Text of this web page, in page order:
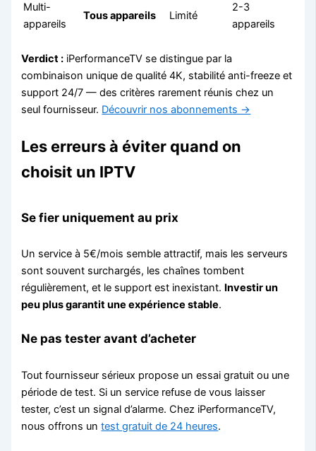
Multi-
appareils
Tous appareils Limité
2-3
appareils
Verdict : iPerformanceTV se distingue par la
combinaison unique de qualité 4K, stabilité anti-freeze et
support 24/7 — des critères rarement réunis chez un
seul fournisseur. Découvrir nos abonnements →
Les erreurs à éviter quand on
choisit un IPTV
Se fier uniquement au prix
Un service à 5€/mois semble attractif, mais les serveurs
sont souvent surchargés, les chaînes tombent
régulièrement, et le support est inexistant. Investir un
peu plus garantit une expérience stable.
Ne pas tester avant d’acheter
Tout fournisseur sérieux propose un essai gratuit ou une
période de test. Si un service refuse de vous laisser
tester, c’est un signal d’alarme. Chez iPerformanceTV,
nous offrons untest gratuit de 24 heures.